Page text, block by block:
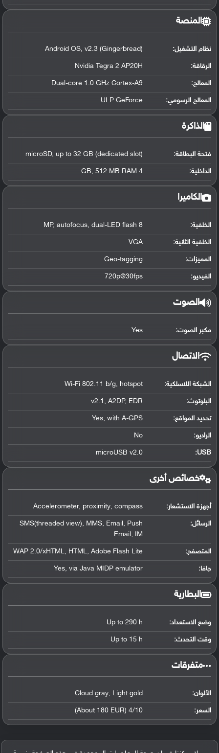
المنصة
نظام التشغيل:
Android OS, v2.3 (Gingerbread)
الرقاقة:
Nvidia Tegra 2 AP20H
المعالج:
Dual-core 1.0 GHz Cortex-A9
المعالج الرسومي:
ULP GeForce
الذاكرة
فتحة البطاقة: microSD, up to 32 GB (dedicated slot)
الداخلية: 4 GB, 512 MB RAM
الكاميرا
الخلفية: 8 MP, autofocus, dual-LED flash
الخلفية الثانية: VGA
المميزات: Geo-tagging
الفيديو: 720p@30fps
الصوت
مكبر الصوت: Yes
الاتصال
الشبكة اللاسلكية: Wi-Fi 802.11 b/g, hotspot
البلوتوث:
v2.1, A2DP, EDR
تحديد المواقع:
Yes, with A-GPS
الراديو: No
USB
:
microUSB v2.0
خصائص أخرى
أجهزة الاستشعار: Accelerometer, proximity, compass
الرسائل:
SMS(threaded view), MMS, Email, Push
Email, IM
المتصفح: WAP 2.0/xHTML, HTML, Adobe Flash Lite
جافا: Yes, via Java MIDP emulator
البطارية
وضع الاستعداد: Up to 290 h
وقت التحدث: Up to 15 h
‏متفرقات‏
الألوان: Cloud gray, Light gold
السعر: 4/10 (About 180 EUR)